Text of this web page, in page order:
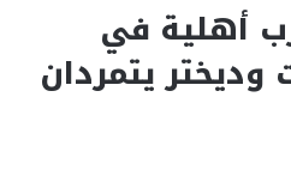
أهلية في
وديختر يتمردان